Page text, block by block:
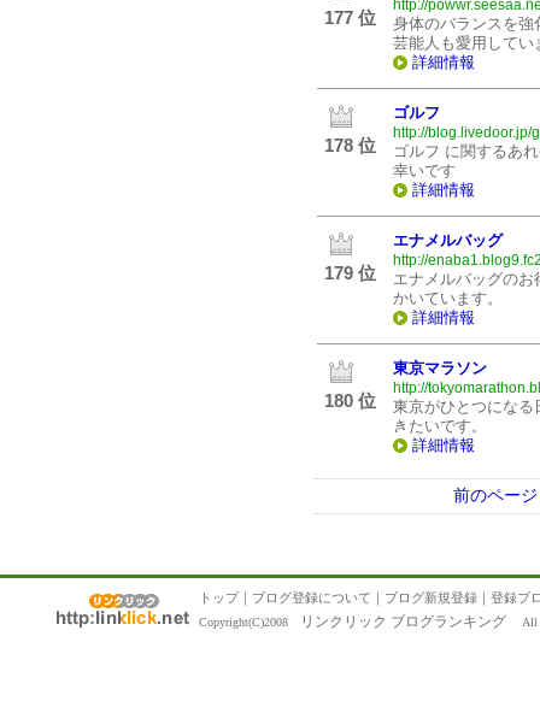
177 位
http://
身体のバランスを強
芸能人も愛用してい
詳細情報
178 位
ゴルフ
http://blog.livedoor.jp/
ゴルフ に関するあ
幸いです
詳細情報
179 位
エナメルバッグ
http://
エナメルバッグの
かいています。
詳細情報
180 位
東京マラソン
http://
東京がひとつになる
きたいです。
詳細情報
前のページ
トップ｜ ブログ登録について ｜ ブログ新規登録 ｜ 登録ブ
Copyright(C)2008 リンクリック ブログランキング All